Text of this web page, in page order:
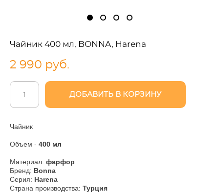
Чайник 400 мл, BONNA, Harena
2 990 pуб.
ДОБАВИТЬ В КОРЗИНУ
Чайник
Объем - 400 мл
Материал: фарфор
Бренд: Bonna
Серия: Harena
Страна производства: Турция